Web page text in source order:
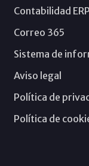
Contabilidad ERP
Correo 365
Sistema de
Aviso legal
Política de
Política de